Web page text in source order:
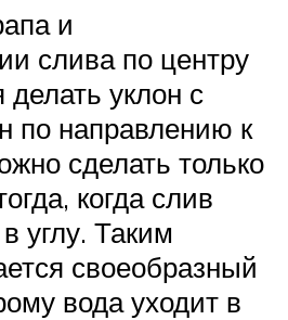
и
слива по центру
делать уклон с
по направлению к
сделать только
когда слив
углу. Таким
своеобразный
вода уходит в